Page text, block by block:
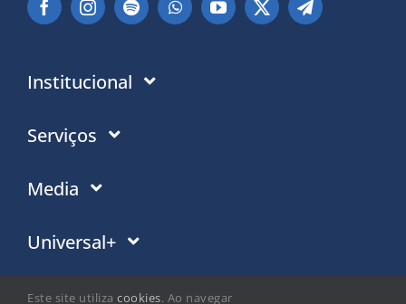
Institucional
Instituição
Politica de Cookies
Serviços
Contactos
Media
Notícias
Eventos
Universal+
Este site utiliza cookies. Ao navegar